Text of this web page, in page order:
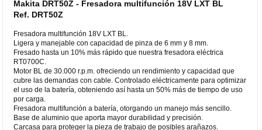
Makita DRT50Z - Fresadora multifunción 18V LXT BL
Ref. DRT50Z
Fresadora multifunción 18V LXT BL.
Ligera y manejable con capacidad de pinza de 6 mm y 8 mm.
Fresado hasta un 10% más rápido que nuestra fresadora eléctrica
RT0700C.
Motor BL de 30.000 r.p.m. ofreciendo un rendimiento y capacidad que
cubre las demandas con cable. Controlado eléctricamente para optimizar
el uso de la batería, obteniendo así hasta un 50% más de tiempo de uso
por carga.
Fresadora multifunción a batería, otorgando un manejo más sencillo.
Base de aluminio que aporta mayor durabilidad y precisión.
Carcasa para proteger la pieza de trabajo de posibles arañazos.